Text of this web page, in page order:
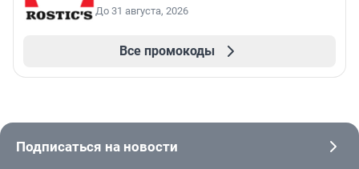
До 31 августа, 2026
Все промокоды
Подписаться на новости